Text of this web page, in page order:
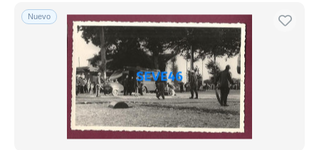
Nuevo